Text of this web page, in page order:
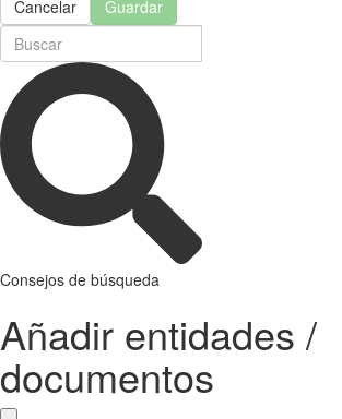
Cancelar Guardar
Consejos de búsqueda
Añadir entidades /
documentos